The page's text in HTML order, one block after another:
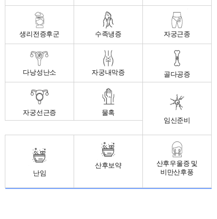
생리전증후군 수족냉증 자궁근종
다낭성난소 자궁내막증 골다공증
자궁선근증
물혹
임신준비
난임
산후보약
산후우울증 및
비만산후풍